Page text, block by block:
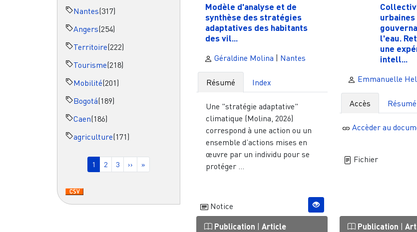
Nantes(317)
Angers(254)
Territoire(222)
Tourisme(218)
Mobilité(201)
Bogotá(189)
Caen(186)
agriculture(171)
Pagination
Page courante
1 Page
2 Page
3 Page suivante
›› Dernière page
»
Modèle d'analyse et de
synthèse des stratégies
adaptatives des habitants
des vil...
Géraldine Molina | Nantes
Résumé Index
Une "stratégie adaptative"
climatique (Molina, 2026)
correspond à une action ou un
ensemble d’actions mises en
œuvre par un individu pour se
protéger ...
Notice
urbaines
l'eau.
une
intell...
Emmanuelle
Accès Résumé
Accèder au
Fichier
Publication | Article Publication |